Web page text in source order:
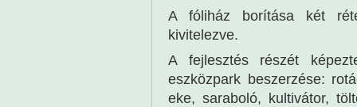
A fóliház borítása két
kivitelezve.
A fejlesztés részét
eszközpark beszerzése:
eke, saraboló, kultivátor,